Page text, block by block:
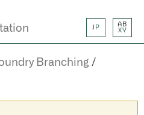
JP
AB
XY
Branching